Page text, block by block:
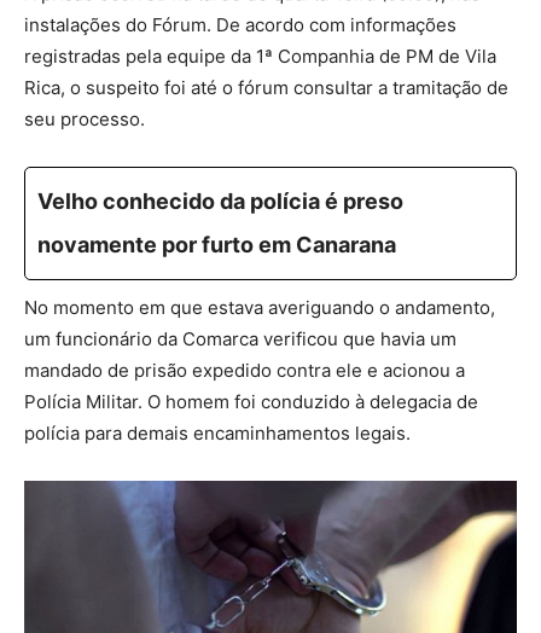
instalações do Fórum. De acordo com informações
registradas pela equipe da 1ª Companhia de PM de Vila
Rica, o suspeito foi até o fórum consultar a tramitação de
seu processo.
Velho conhecido da polícia é preso
novamente por furto em Canarana
No momento em que estava averiguando o andamento,
um funcionário da Comarca verificou que havia um
mandado de prisão expedido contra ele e acionou a
Polícia Militar. O homem foi conduzido à delegacia de
polícia para demais encaminhamentos legais.